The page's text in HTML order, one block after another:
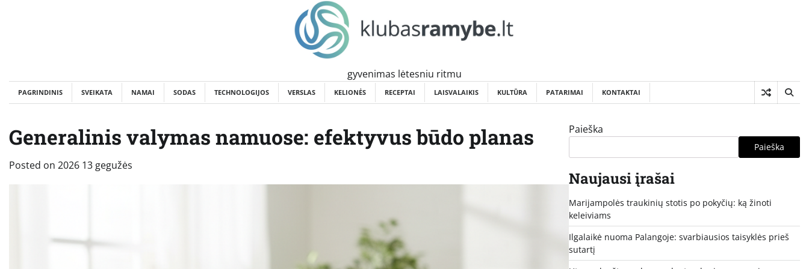
gyvenimas lėtesniu ritmu
PAGRINDINIS SVEIKATA NAMAI SODAS TECHNOLOGIJOS VERSLAS KELIONĖS RECEPTAI LAISVALAIKIS KULTŪRA PATARIMAI KONTAKTAI
Generalinis valymas namuose: efektyvus būdo planas
Posted on 2026 13 gegužės
Paieška
Paieška
Naujausi įrašai
Marijampolės traukinių stotis po pokyčių: ką žinoti
keleiviams
Ilgalaikė nuoma Palangoje: svarbiausios taisyklės prieš
sutartį